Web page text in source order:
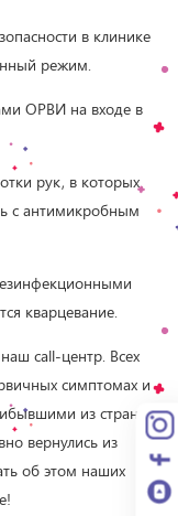
в клинике
режим.
ОРВИ на входе в
рук, в которых
с антимикробным
кварцевание.
call-центр. Всех
симптомах и
из стран
вернулись из
об этом наших